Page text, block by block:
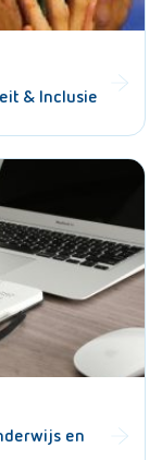
& Inclusie
en